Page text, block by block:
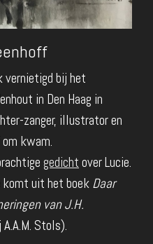
bij het
in Den Haag in
zanger, illustrator en
kwam.
gedicht over Lucie.
komt uit het boek Daar
van J.H.
Stols).